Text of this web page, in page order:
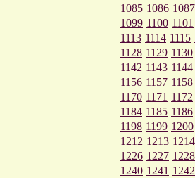
1085 1086 1087
1099 1100 1101
1113 1114 1115
1128 1129 1130
1142 1143 1144
1156 1157 1158
1170 1171 1172
1184 1185 1186
1198 1199 1200
1212 1213 1214
1226 1227 1228
1240 1241 1242